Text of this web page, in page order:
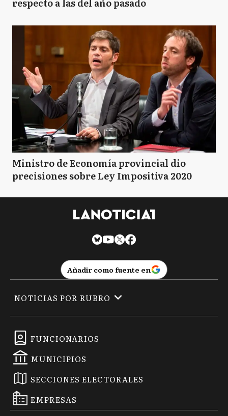
respecto a las del año pasado
Ministro de Economía provincial dio
precisiones sobre Ley Impositiva 2020
Añadir como fuente en
FUNCIONARIOS
MUNICIPIOS
SECCIONES ELECTORALES
EMPRESAS
NOTICIAS POR RUBRO